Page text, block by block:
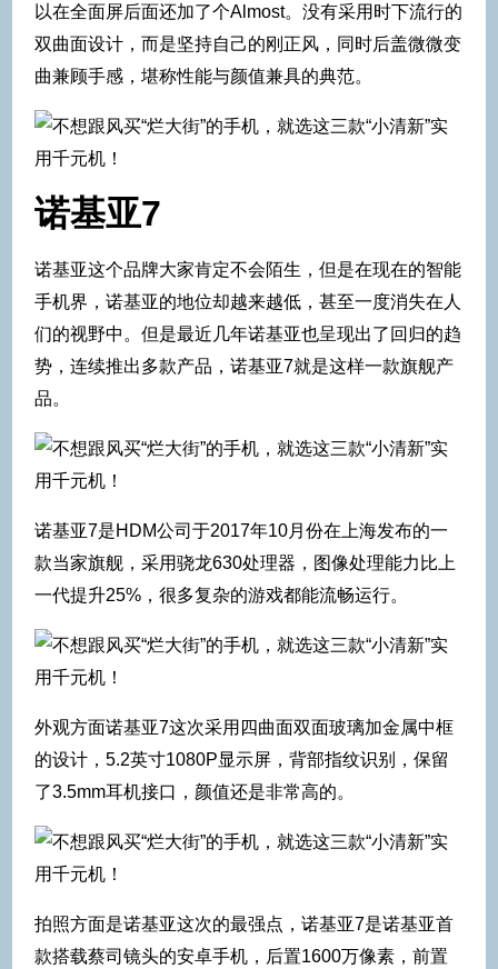
以在全面屏后面还加了个Almost。没有采用时下流行的
双曲面设计，而是坚持自己的刚正风，同时后盖微微变
曲兼顾手感，堪称性能与颜值兼具的典范。
诺基亚7
诺基亚这个品牌大家肯定不会陌生，但是在现在的智能
手机界，诺基亚的地位却越来越低，甚至一度消失在人
们的视野中。但是最近几年诺基亚也呈现出了回归的趋
势，连续推出多款产品，诺基亚7就是这样一款旗舰产
品。
诺基亚7是HDM公司于2017年10月份在上海发布的一
款当家旗舰，采用骁龙630处理器，图像处理能力比上
一代提升25%，很多复杂的游戏都能流畅运行。
外观方面诺基亚7这次采用四曲面双面玻璃加金属中框
的设计，5.2英寸1080P显示屏，背部指纹识别，保留
了3.5mm耳机接口，颜值还是非常高的。
拍照方面是诺基亚这次的最强点，诺基亚7是诺基亚首
款搭载蔡司镜头的安卓手机，后置1600万像素，前置